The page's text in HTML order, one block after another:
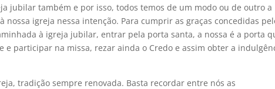
jubilar também e por isso, todos temos de um modo ou de outro a
igreja nessa intenção. Para cumprir as graças concedidas
à igreja jubilar, entrar pela porta santa, a nossa é a porta
e participar na missa, rezar ainda o Credo e assim obter a
tradição sempre renovada. Basta recordar entre nós as